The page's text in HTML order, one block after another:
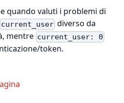
quando valuti i problemi di
current_user diverso da
mentre current_user: 0
token.